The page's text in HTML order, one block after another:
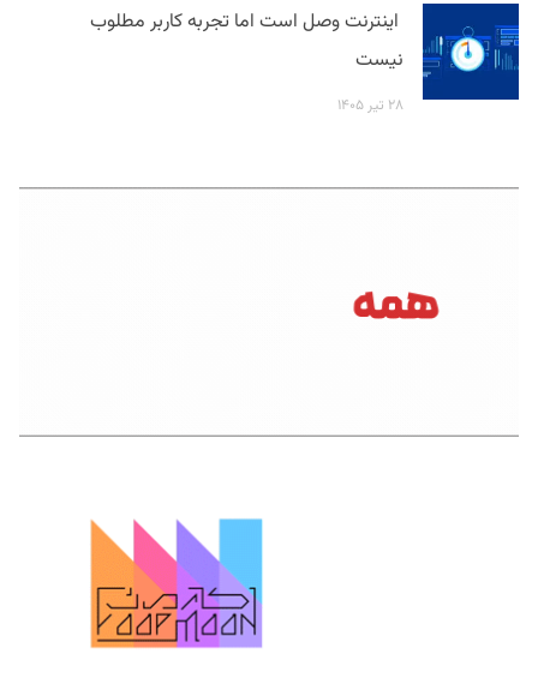
اینترنت وصل است اما تجربه کاربر مطلوب
نیست
۲۸ تیر ۱۴۰۵